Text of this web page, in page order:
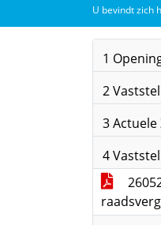
U bevindt zich
1
2
3 Actuele
4